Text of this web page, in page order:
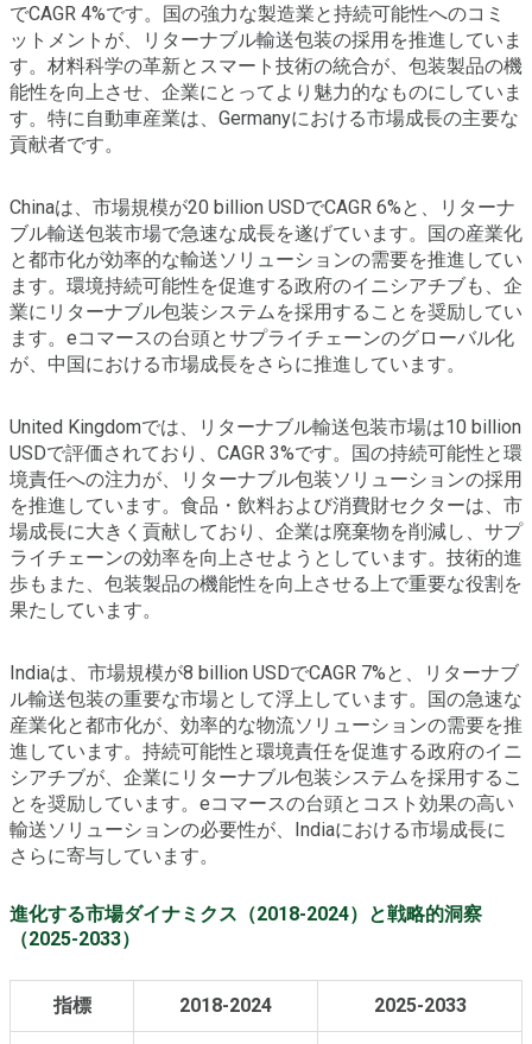
でCAGR 4%です。国の強力な製造業と持続可能性へのコミ
ットメントが、リターナブル輸送包装の採用を推進していま
す。材料科学の革新とスマート技術の統合が、包装製品の機
能性を向上させ、企業にとってより魅力的なものにしていま
す。特に自動車産業は、Germanyにおける市場成長の主要な
貢献者です。
Chinaは、市場規模が20 billion USDでCAGR 6%と、リターナ
ブル輸送包装市場で急速な成長を遂げています。国の産業化
と都市化が効率的な輸送ソリューションの需要を推進してい
ます。環境持続可能性を促進する政府のイニシアチブも、企
業にリターナブル包装システムを採用することを奨励してい
ます。eコマースの台頭とサプライチェーンのグローバル化
が、中国における市場成長をさらに推進しています。
United Kingdomでは、リターナブル輸送包装市場は10 billion
USDで評価されており、CAGR 3%です。国の持続可能性と環
境責任への注力が、リターナブル包装ソリューションの採用
を推進しています。食品・飲料および消費財セクターは、市
場成長に大きく貢献しており、企業は廃棄物を削減し、サプ
ライチェーンの効率を向上させようとしています。技術的進
歩もまた、包装製品の機能性を向上させる上で重要な役割を
果たしています。
Indiaは、市場規模が8 billion USDでCAGR 7%と、リターナブ
ル輸送包装の重要な市場として浮上しています。国の急速な
産業化と都市化が、効率的な物流ソリューションの需要を推
進しています。持続可能性と環境責任を促進する政府のイニ
シアチブが、企業にリターナブル包装システムを採用するこ
とを奨励しています。eコマースの台頭とコスト効果の高い
輸送ソリューションの必要性が、Indiaにおける市場成長に
さらに寄与しています。
進化する市場ダイナミクス（2018-2024）と戦略的洞察
（2025-2033）
指標 2018-2024 2025-2033